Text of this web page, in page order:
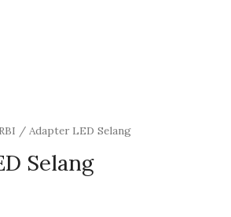
/ Adapter LED Selang
Selang